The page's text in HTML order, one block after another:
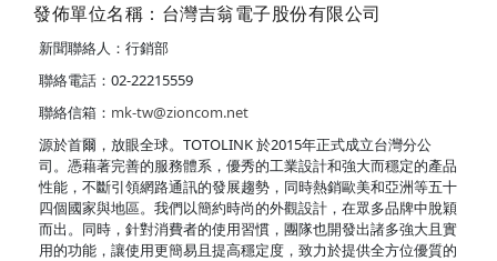
發佈單位名稱：台灣吉翁電子股份有限公司
新聞聯絡人：行銷部
聯絡電話：02-22215559
聯絡信箱： mk-tw@zioncom.net
源於首爾，放眼全球。TOTOLINK 於2015年正式成立台灣分公
司。憑藉著完善的服務體系，優秀的工業設計和強大而穩定的產品
性能，不斷引領網路通訊的發展趨勢，同時熱銷歐美和亞洲等五十
四個國家與地區。我們以簡約時尚的外觀設計，在眾多品牌中脫穎
而出。同時，針對消費者的使用習慣，團隊也開發出諸多強大且實
用的功能，讓使用更簡易且提高穩定度，致力於提供全方位優質的